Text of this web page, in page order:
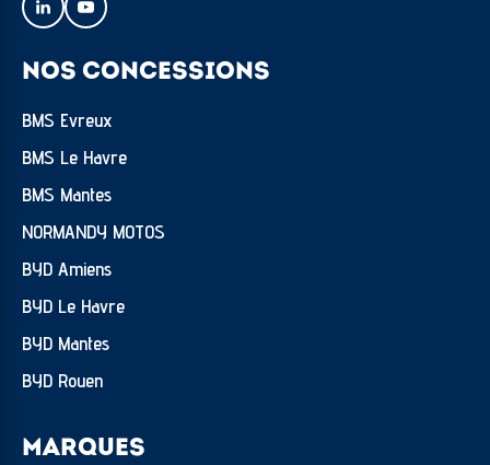
NOS CONCESSIONS
BMS Evreux
BMS Le Havre
BMS Mantes
NORMANDY MOTOS
BYD Amiens
BYD Le Havre
BYD Mantes
BYD Rouen
MARQUES